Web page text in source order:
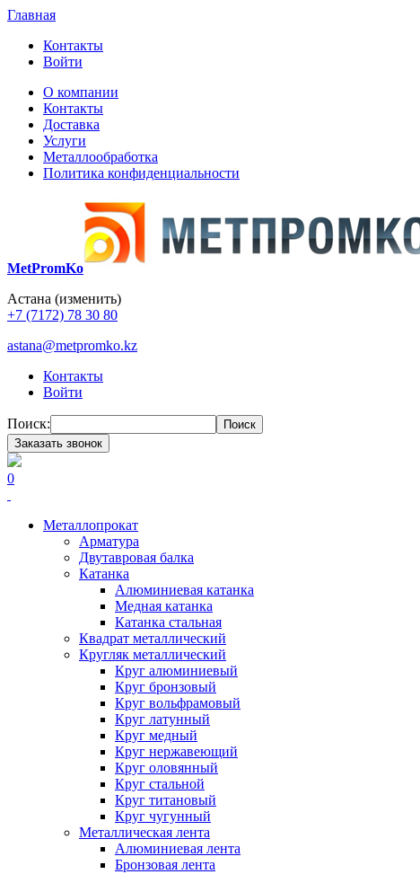
Главная
Контакты
Войти
О компании
Контакты
Доставка
Услуги
Металлообработка
Политика конфиденциальности
MetPromKo
Астана (изменить)
+7 (7172) 78 30 80
astana@metpromko.kz
Контакты
Войти
Поиск:
Поиск
Заказать звонок
0
Металлопрокат
Арматура
Двутавровая балка
Катанка
Алюминиевая катанка
Медная катанка
Катанка стальная
Квадрат металлический
Кругляк металлический
Круг алюминиевый
Круг бронзовый
Круг вольфрамовый
Круг латунный
Круг медный
Круг нержавеющий
Круг оловянный
Круг стальной
Круг титановый
Круг чугунный
Металлическая лента
Алюминиевая лента
Бронзовая лента